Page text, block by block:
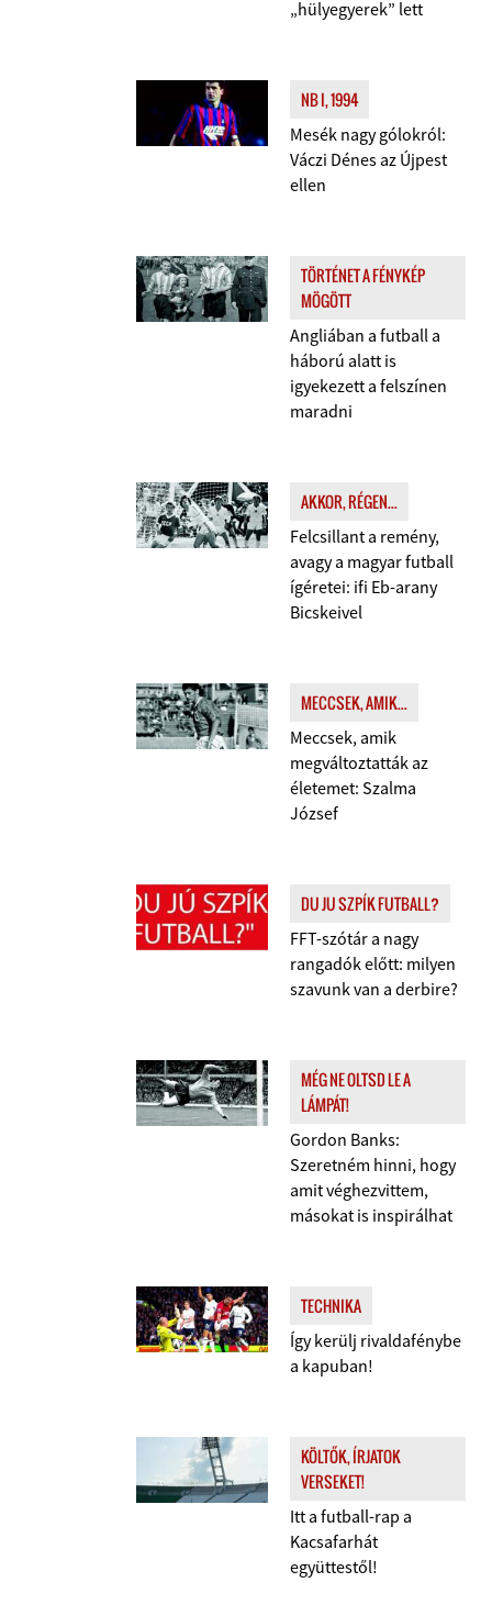
„hülyegyerek” lett
NB I, 1994
Mesék nagy gólokról:
Váczi Dénes az Újpest
ellen
TÖRTÉNET A FÉNYKÉP
MÖGÖTT
Angliában a futball a
háború alatt is
igyekezett a felszínen
maradni
AKKOR, RÉGEN...
Felcsillant a remény,
avagy a magyar futball
ígéretei: ifi Eb-arany
Bicskeivel
MECCSEK, AMIK...
Meccsek, amik
megváltoztatták az
életemet: Szalma
József
DU JU SZPÍK FUTBALL?
FFT-szótár a nagy
rangadók előtt: milyen
szavunk van a derbire?
MÉG NE OLTSD LE A
LÁMPÁT!
Gordon Banks:
Szeretném hinni, hogy
amit véghezvittem,
másokat is inspirálhat
TECHNIKA
Így kerülj rivaldafénybe
a kapuban!
KÖLTŐK, ÍRJATOK
VERSEKET!
Itt a futball-rap a
Kacsafarhát
együttestől!